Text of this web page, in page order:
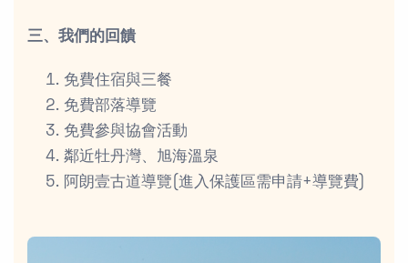
三、我們的回饋
免費住宿與三餐
免費部落導覽
免費參與協會活動
鄰近牡丹灣、旭海溫泉
阿朗壹古道導覽(進入保護區需申請+導覽費)